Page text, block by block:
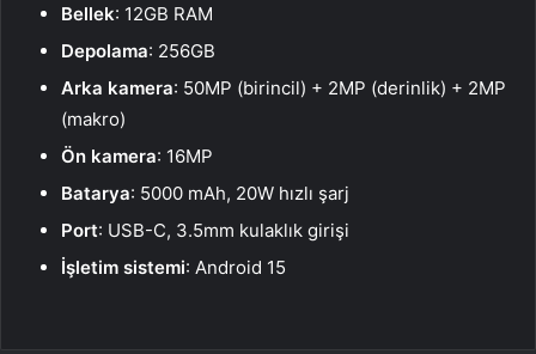
Bellek: 12GB RAM
Depolama: 256GB
Arka kamera: 50MP (birincil) + 2MP (derinlik) + 2MP
(makro)
Ön kamera: 16MP
Batarya: 5000 mAh, 20W hızlı şarj
Port: USB-C, 3.5mm kulaklık girişi
İşletim sistemi: Android 15